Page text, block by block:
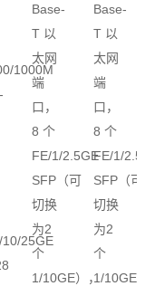
1000M
25GE
Base-
T 以
太网
端
口，
8 个
FE/1/2.5GE
SFP（可
切换
为2
个
1/10GE），
Base-
T 以
太网
端
口，
8 个
FE/1/
SFP（可
切换
为2
个
1/10GE）